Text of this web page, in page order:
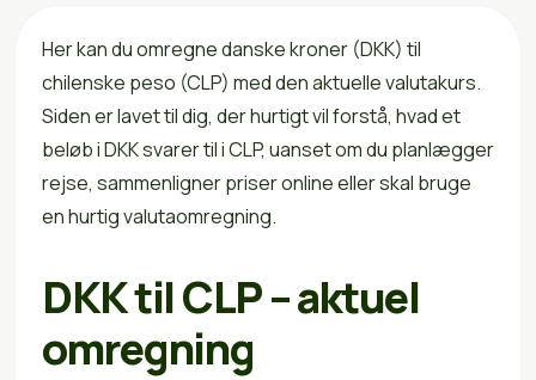
Her kan du omregne danske kroner (DKK) til
chilenske peso (CLP) med den aktuelle valutakurs.
Siden er lavet til dig, der hurtigt vil forstå, hvad et
beløb i DKK svarer til i CLP, uanset om du planlægger
rejse, sammenligner priser online eller skal bruge
en hurtig valutaomregning.
DKK til CLP – aktuel
omregning